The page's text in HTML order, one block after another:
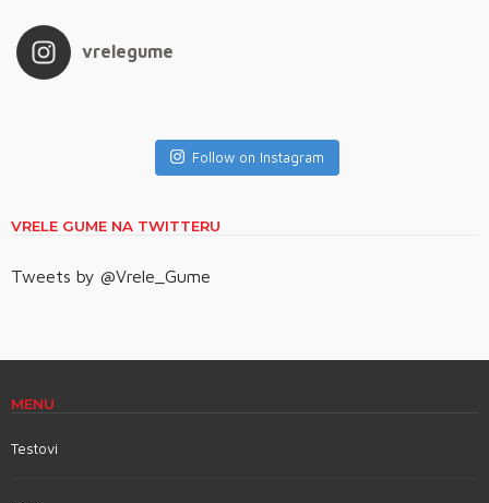
vrelegume
Follow on Instagram
VRELE GUME NA TWITTERU
Tweets by @Vrele_Gume
MENU
Testovi